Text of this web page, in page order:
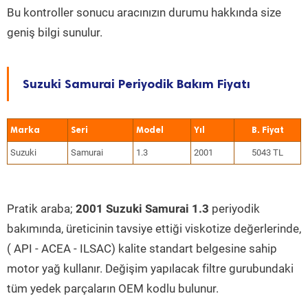
Bu kontroller sonucu aracınızın durumu hakkında size
geniş bilgi sunulur.
Suzuki Samurai Periyodik Bakım Fiyatı
Marka Seri Model Yıl
Suzuki Samurai 1.3 2001 5043 TL
Pratik araba; 2001 Suzuki Samurai 1.3 periyodik
bakımında, üreticinin tavsiye ettiği viskotize değerlerinde,
( API - ACEA - ILSAC) kalite standart belgesine sahip
motor yağ kullanır. Değişim yapılacak filtre gurubundaki
tüm yedek parçaların OEM kodlu bulunur.